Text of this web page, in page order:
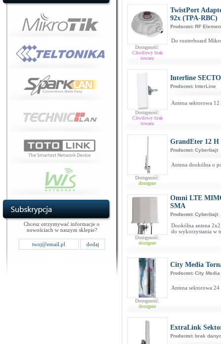
Chcesz otrzymywać informacje o
nowościach w naszym sklepie?
Dostępność:
Chwilowy brak
towaru
TwistPort
92x (TPA-RBC)
Producent: RF
Do routerboard
Dostępność:
Chwilowy brak
towaru
Interline
Producent: InterLine
Antena sektorowa
Dostępność:
dostępne
GrandEter 12 H
Producent: Cyberbajt
Antena dookólna o
Dostępność:
dostępne
Omni LTE
SMA
Producent: Cyberbajt
Dookólna antena
do wykorzystania w
Dostępność:
dostępne
City Media
Producent: City Media
Antena sektorowa
ExtraLink
Producent: brak